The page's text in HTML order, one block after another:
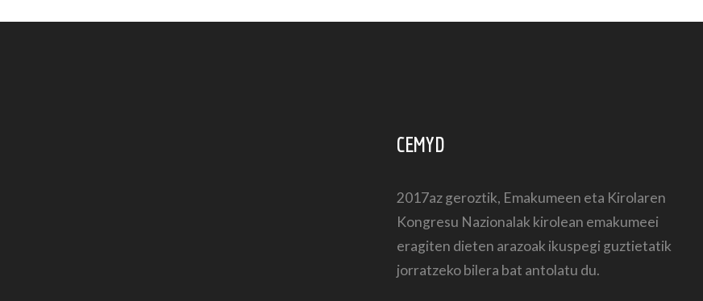
CEMYD
2017az geroztik, Emakumeen eta Kirolaren
Kongresu Nazionalak kirolean emakumeei
eragiten dieten arazoak ikuspegi guztietatik
jorratzeko bilera bat antolatu du.